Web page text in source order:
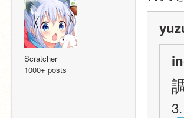
Scratcher
1000+ posts
3.